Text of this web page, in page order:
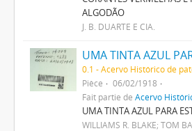
ALGODÃO
J. B. DUARTE E CIA.
0.1 - Acervo Histórico de
Pièce
06/02/1918
Fait partie de Acervo
UMA TINTA AZUL PARA
WILLIAMS R. BLAKE; TOM